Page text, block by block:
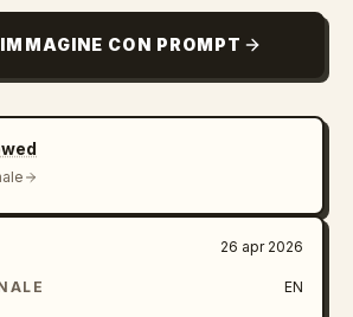
nero in alto a sinistra,
logotipo nero
lungo il bordo inferiore"},
paragrafo sopra il
CON PROMPT
26 apr 2026
EN